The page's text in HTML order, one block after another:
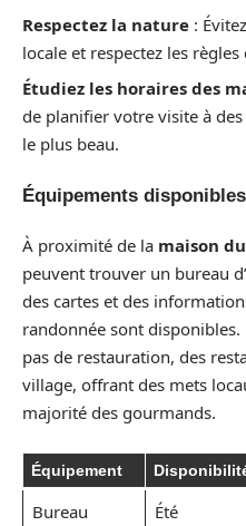
Respectez la nature :
locale et respectez les règles
Étudiez les horaires des
de planifier votre visite à
le plus beau.
Équipements
À proximité de la maison
peuvent trouver un bureau
des cartes et des
randonnée sont
pas de restauration, des
village, offrant des mets
majorité des gourmands.
Équipement
Bureau
Été